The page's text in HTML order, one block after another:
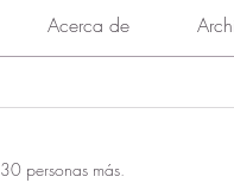
Acerca de
30 personas más